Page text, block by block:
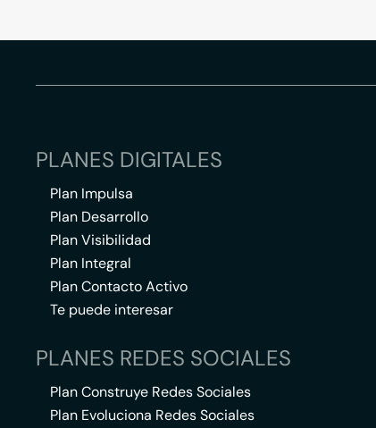
PLANES DIGITALES
Plan Impulsa
Plan Desarrollo
Plan Visibilidad
Plan Integral
Plan Contacto Activo
Te puede interesar
PLANES REDES SOCIALES
Plan Construye Redes Sociales
Plan Evoluciona Redes Sociales